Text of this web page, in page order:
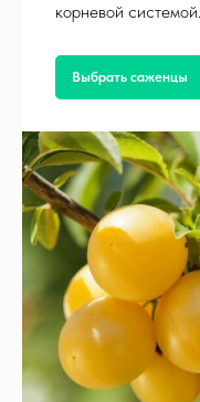
корневой
Выбрать саженцы